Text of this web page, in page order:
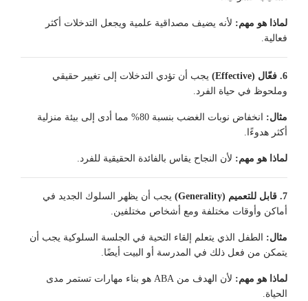
لماذا هو مهم: لأنه يضيف مصداقية علمية ويجعل التدخلات أكثر
فعالية.
6. فعّال (Effective)
يجب أن تؤدي التدخلات إلى تغيير حقيقي
وملحوظ في حياة الفرد.
مثال:
انخفاض نوبات الغضب بنسبة 80% مما أدى إلى بيئة منزلية
أكثر هدوءًا.
لماذا هو مهم: لأن النجاح يقاس بالفائدة الحقيقية للفرد.
7. قابل للتعميم (Generality)
يجب أن يظهر السلوك الجديد في
أماكن وأوقات مختلفة ومع أشخاص مختلفين.
مثال: الطفل الذي يتعلم إلقاء التحية في الجلسة السلوكية يجب أن
يتمكن من فعل ذلك في المدرسة أو البيت أيضًا.
لماذا هو مهم:
لأن الهدف من ABA هو بناء مهارات تستمر مدى
الحياة.